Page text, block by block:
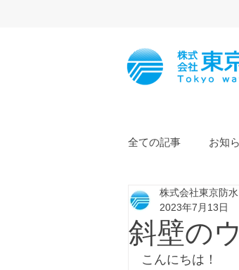
全ての記事 お知
斜壁の
株式会社東京防水
2023年7月13日
こんにちは！